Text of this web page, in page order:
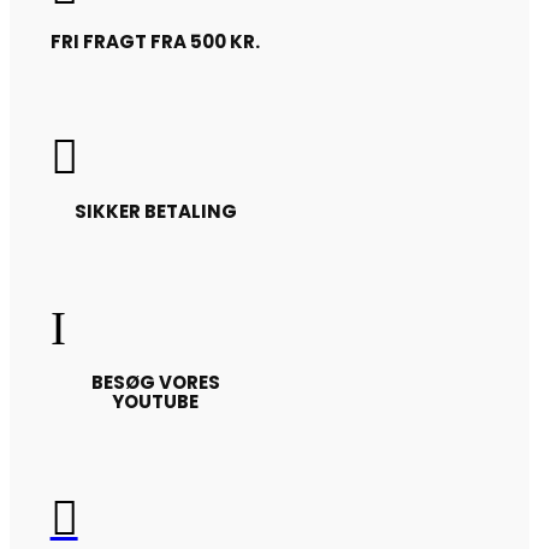
FRI FRAGT FRA 500 KR.

SIKKER BETALING
I
BESØG VORES
YOUTUBE
